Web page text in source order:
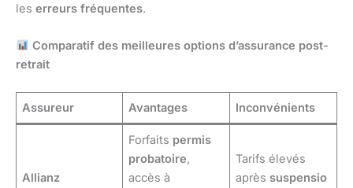
les erreurs fréquentes.
Comparatif des meilleures options d’assurance post-
retrait
Assureur Avantages Inconvénients
Allianz
Forfaits permis
probatoire,
accès à
Tarifs élevés
après suspensio